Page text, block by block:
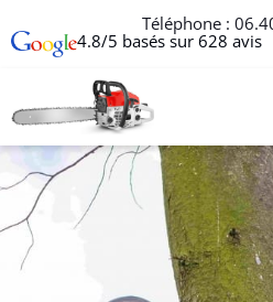
Téléphone :
4.8/5 basés sur 628 avis